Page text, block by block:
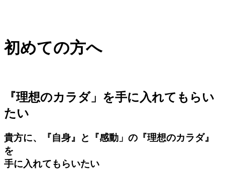
初めての方へ
『理想のカラダ」を手に入れてもらい
たい
貴方に、『自身』と『感動」の『理想のカラダ』
を
手に入れてもらいたい